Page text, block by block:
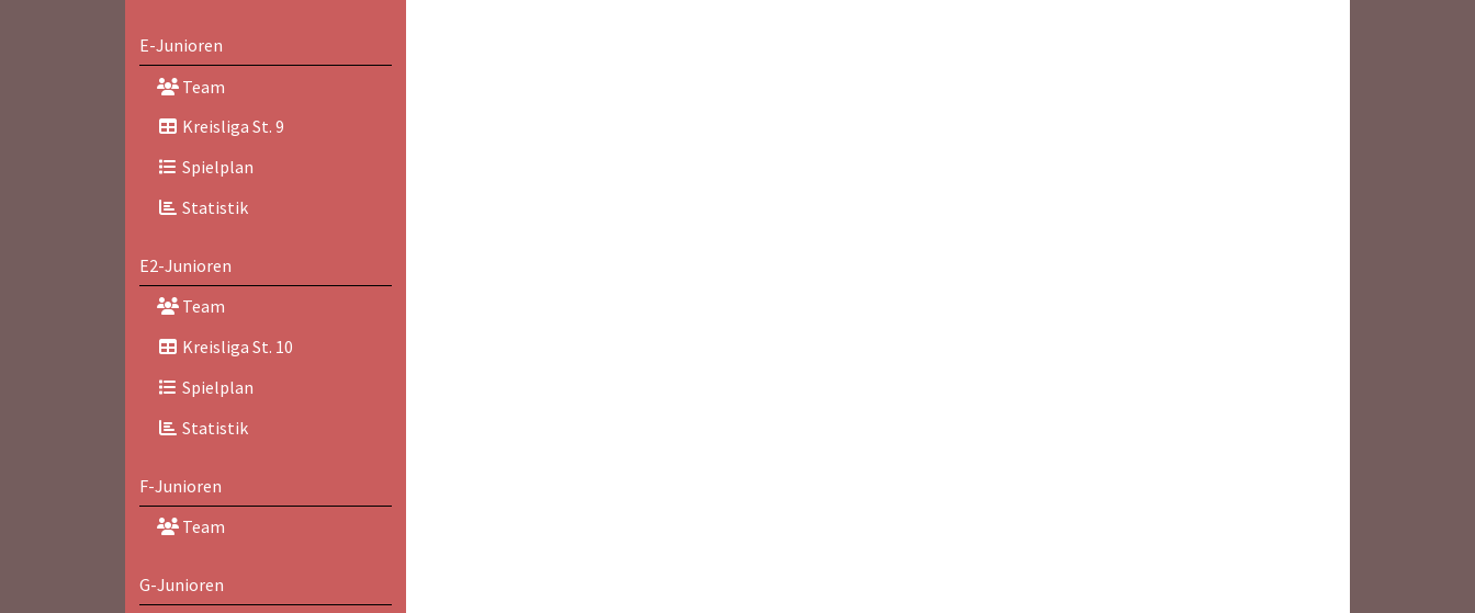
E-Junioren
Team
Kreisliga St. 9
Spielplan
Statistik
E2-Junioren
Team
Kreisliga St. 10
Spielplan
Statistik
F-Junioren
Team
G-Junioren